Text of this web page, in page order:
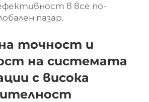
в все по-
пазар.
точност и
на системата
с висока